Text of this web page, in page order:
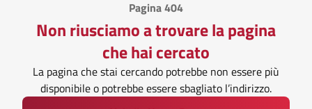
Pagina 404
Non riusciamo a trovare la pagina
che hai cercato
La pagina che stai cercando potrebbe non essere più
disponibile o potrebbe essere sbagliato l’indirizzo.